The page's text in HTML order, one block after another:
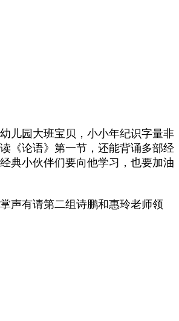
儿园大班宝贝，小小年纪识字量非
《论语》第一节，还能背诵多部经
典小伙伴们要向他学习，也要加油
声有请第二组诗鹏和惠玲老师领